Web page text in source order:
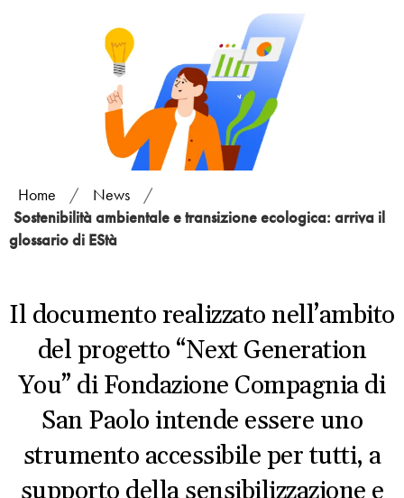
Home / News
/
Sostenibilità ambientale e transizione ecologica: arriva il
glossario di EStà
Il documento realizzato nell’ambito
del progetto “Next Generation
You” di Fondazione Compagnia di
San Paolo intende essere uno
strumento accessibile per tutti, a